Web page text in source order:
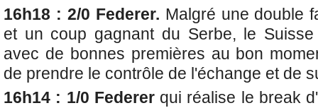
16h18 : 2/0 Federer. Malgré une double
et un coup gagnant du Serbe, le
avec de bonnes premières au bon
de prendre le contrôle de l'échange et de
16h14 : 1/0 Federer qui réalise le break